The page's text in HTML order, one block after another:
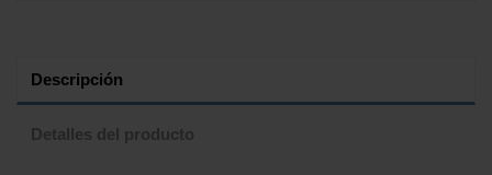
Descripción
Detalles del producto